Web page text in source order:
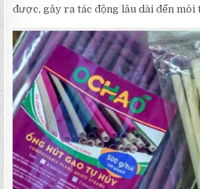
được, gây ra tác động lâu dài đến